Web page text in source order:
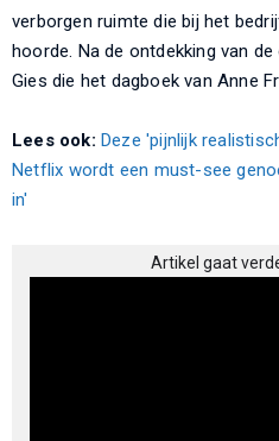
verborgen ruimte die bij het
hoorde. Na de ontdekking van
Gies die het dagboek van Anne
Lees ook: Deze 'pijnlijk
Netflix wordt een must-see
in'
Artikel gaat